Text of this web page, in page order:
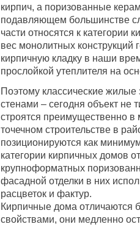
кирпич, а поризованные
подавляющем большинстве
части относятся к
вес монолитных конструкций
кирпичную кладку в наши
прослойкой утеплителя на
Поэтому классические
стенами – сегодня объект не
строятся преимущественно
точечном строительстве в
позиционируются как
категории кирпичных домов
крупноформатных
фасадной отделки в них
расцветок и фактур.
Кирпичные дома отличаются
свойствами, они медленно